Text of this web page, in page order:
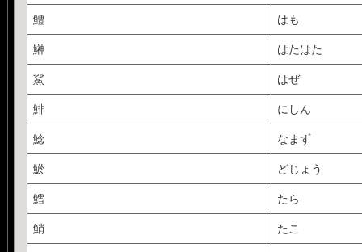
鱧 はも
鰰 はたはた
鯊 はぜ
鯡 にしん
鯰 なまず
鯲 どじょう
鱈 たら
鮹 たこ